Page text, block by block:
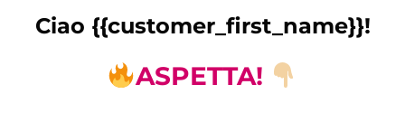
Ciao {{customer_first_name}}!
ASPETTA!